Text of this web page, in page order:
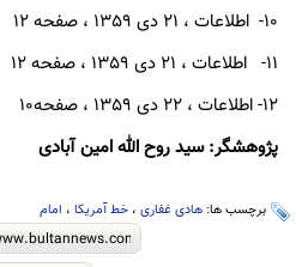
10- اطلاعات ، 21 دی 1359 ، صفحه 12
11- اطلاعات ، 21 دی 1359 ، صفحه 12
12- اطلاعات ، 22 دی 1359 ، صفحه10
پژوهشگر: سید روح الله امین آبادی
برچسب ها: هادی غفاری ، خط آمریکا ، امام